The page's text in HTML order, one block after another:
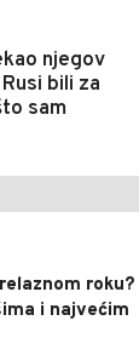
njegov
bili za
sam
roku?
i najvećim